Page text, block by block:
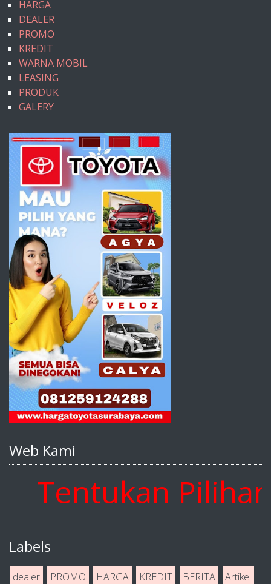
HARGA
DEALER
PROMO
KREDIT
WARNA MOBIL
LEASING
PRODUK
GALERY
Web Kami
Pilihan
Labels
dealer PROMO HARGA KREDIT BERITA
Artikel